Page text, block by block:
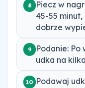
8
Piecz w
45-55 minut,
dobrze
9
Podanie:
udka na
10 Podawaj